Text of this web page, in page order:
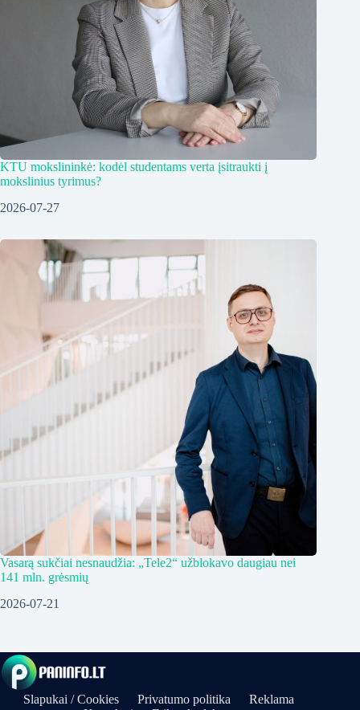
KTU mokslininkė: kodėl studentams verta įsitraukti į
mokslinius tyrimus?
2026-07-27
Vasarą sukčiai nesnaudžia: „Tele2“ užblokavo daugiau nei
141 mln. grėsmių
2026-07-21
Slapukai / Cookies Privatumo politika
Reklama